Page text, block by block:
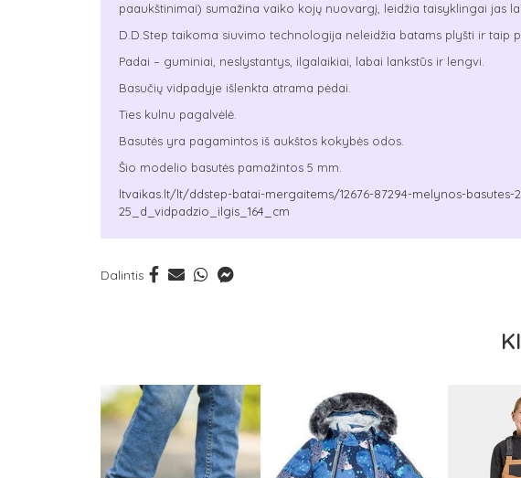
paaukštinimai) sumažina vaiko kojų nuovargį, leidžia taisyklingai jas
D.D.Step taikoma siuvimo technologija neleidžia batams plyšti ir taip
Padai – guminiai, neslystantys, ilgalaikiai, labai lankstūs ir lengvi.
Basučių vidpadyje išlenkta atrama pėdai.
Ties kulnu pagalvėlė.
Basutės yra pagamintos iš aukštos kokybės odos.
Šio modelio basutės pamažintos 5 mm.
ltvaikas.lt/lt/ddstep-batai-mergaitems/12676-87294-melynos-
25_d_vidpadzio_ilgis_164_cm
Dalintis